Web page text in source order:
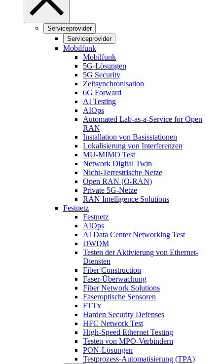
Serviceprovider
Serviceprovider
Mobilfunk
Mobilfunk
5G-Lösungen
5G Security
Zeitsynchronisation
6G Forward
AI Testing
AIOps
Automated Lab-as-a-Service for Open
RAN
Installation von Basisstationen
Lokalisierung von Interferenzen
MU-MIMO Test
Network Digital Twin
Nicht-Terrestrische Netze
Open RAN (O-RAN)
Private 5G-Netze
RAN Intelligence Solutions
Festnetz
Festnetz
AIOps
AI Data Center Networking Test
DWDM
Testen der Aktivierung von Ethernet-
Diensten
Fiber Construction
Faser-Überwachung
Fiber Network Solutions
Faseroptische Sensoren
FTTx
Harden Security Defenses
HFC Network Test
High-Speed Ethernet Testing
Testen von MPO-Verbindern
PON-Lösungen
Testprozess-Automatisierung (TPA)